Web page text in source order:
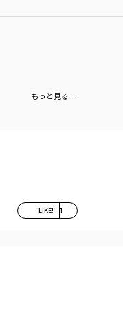
もっと見る…
LIKE! 1